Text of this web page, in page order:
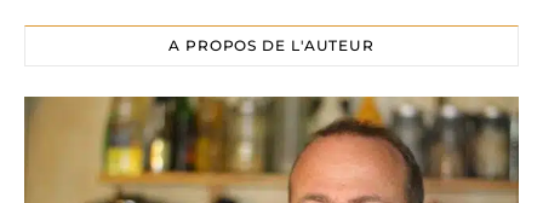
A PROPOS DE L'AUTEUR